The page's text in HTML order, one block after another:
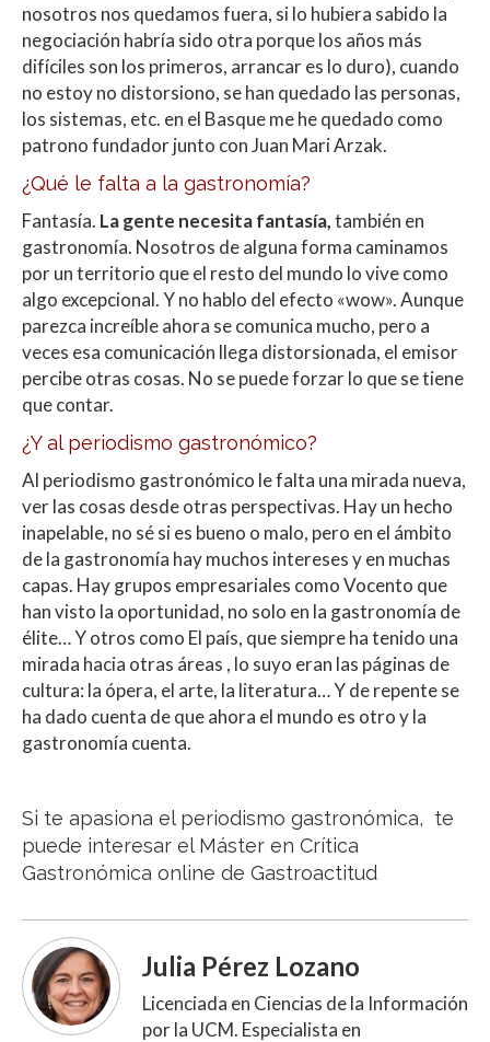
nosotros nos quedamos fuera, si lo hubiera sabido la
negociación habría sido otra porque los años más
difíciles son los primeros, arrancar es lo duro), cuando
no estoy no distorsiono, se han quedado las personas,
los sistemas, etc. en el Basque me he quedado como
patrono fundador junto con Juan Mari Arzak.
¿Qué le falta a la gastronomía?
Fantasía. La gente necesita fantasía,también en
gastronomía. Nosotros de alguna forma caminamos
por un territorio que el resto del mundo lo vive como
algo excepcional. Y no hablo del efecto «wow». Aunque
parezca increíble ahora se comunica mucho, pero a
veces esa comunicación llega distorsionada, el emisor
percibe otras cosas. No se puede forzar lo que se tiene
que contar.
¿Y al periodismo gastronómico?
Al periodismo gastronómico le falta una mirada nueva,
ver las cosas desde otras perspectivas. Hay un hecho
inapelable, no sé si es bueno o malo, pero en el ámbito
de la gastronomía hay muchos intereses y en muchas
capas. Hay grupos empresariales como Vocento que
han visto la oportunidad, no solo en la gastronomía de
élite… Y otros como El país, que siempre ha tenido una
mirada hacia otras áreas , lo suyo eran las páginas de
cultura: la ópera, el arte, la literatura… Y de repente se
ha dado cuenta de que ahora el mundo es otro y la
gastronomía cuenta.
Si te apasiona el periodismo gastronómica, te
puede interesar el Máster en Crítica
Gastronómica online de Gastroactitud
Julia Pérez Lozano
Licenciada en Ciencias de la Información
por la UCM. Especialista en